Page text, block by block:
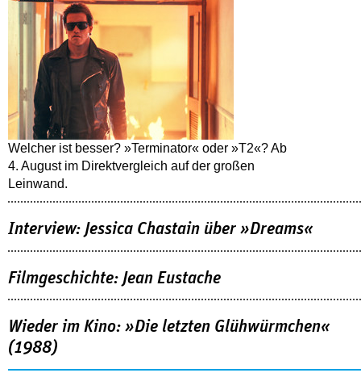
Welcher ist besser? »Terminator« oder »T2«? Ab
4. August im Direktvergleich auf der großen
Leinwand.
Interview: Jessica Chastain über »Dreams«
Filmgeschichte: Jean Eustache
Wieder im Kino: »Die letzten Glühwürmchen«
(1988)